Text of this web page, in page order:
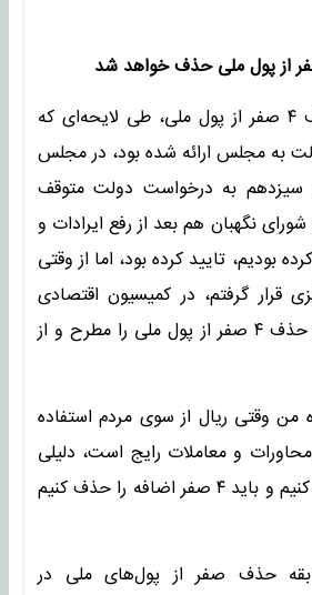
از پول ملی حذف خواهد شد
وی افزد: برنامه حذف ۴ صفر از پول ملی، طی لایحه‌ای که
سوی دولت به مجلس ارائه شده بود، در مجلس
سیزدهم به درخواست دولت متوقف
نگهبان هم بعد از رفع ایرادات و
بودیم، تایید کرده بود، اما از وقتی
قرار گرفتم، در کمیسیون اقتصادی
مجلس بررسی لایحه حذف ۴ صفر از پول ملی را مطرح و از
من وقتی ریال از سوی مردم استفاده
و معاملات رایج است، دلیلی
نداریم که آن را حفظ کنیم و باید ۴ صفر اضافه را حذف کنیم
حذف صفر از پول‌های ملی در